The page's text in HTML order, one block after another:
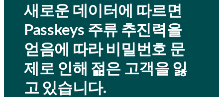
새로운 데이터에 따르면
Passkeys 주류 추진력을
얻음에 따라 비밀번호 문
제로 인해 젊은 고객을 잃
고 있습니다.